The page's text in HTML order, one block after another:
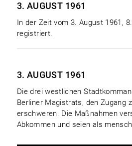
3. AUGUST 1961
In der Zeit vom 3. August 1961,
registriert.
3. AUGUST 1961
Die drei westlichen
Berliner Magistrats, den Zugang
erschweren. Die Maßnahmen
Abkommen und seien als